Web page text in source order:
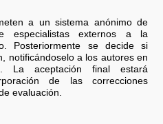
a un sistema anónimo de
especialistas externos a la
Posteriormente se decide si
notificándoselo a los autores en
La aceptación final estará
de las correcciones
evaluación.